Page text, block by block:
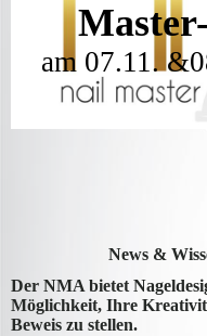
am 07.11.
News &
Der NMA bietet
Möglichkeit, Ihre
Beweis zu stellen.